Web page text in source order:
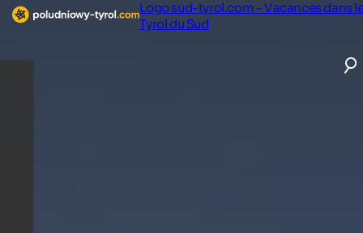
Logo sud-tyrol.com - Vacances dans
Tyrol du Sud